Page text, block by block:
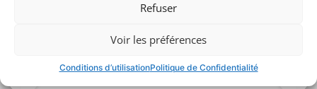
Refuser
Voir les préférences
Conditions d’utilisationPolitique de Confidentialité